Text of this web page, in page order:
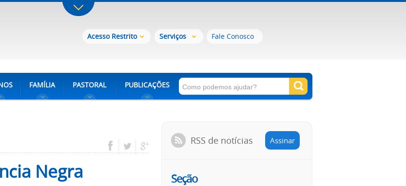
Acesso Restrito Serviços Fale Conosco
FAMÍLIA PASTORAL PUBLICAÇÕES
Negra
RSS de notícias Assinar
Seção